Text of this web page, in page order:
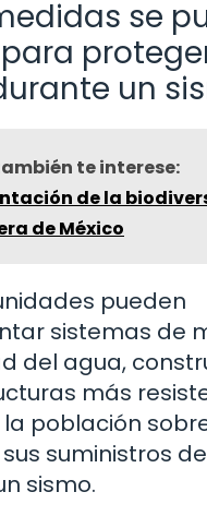
se
un
te interese:
de la
de México
pueden
sistemas de
del agua,
más
población
suministros
sismo.